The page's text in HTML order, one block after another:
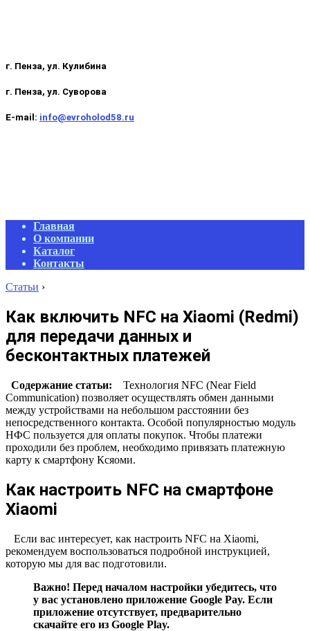
г. Пенза, ул. Кулибина
г. Пенза, ул. Суворова
E-mail: info@evroholod58.ru
Primary
Navigation
Menu
Главная
О компании
Каталог
Контакты
Статьи ›
Как включить NFC на Xiaomi (Redmi)
для передачи данных и
бесконтактных платежей
Содержание статьи: Технология NFC (Near Field
Communication) позволяет осуществлять обмен данными
между устройствами на небольшом расстоянии без
непосредственного контакта. Особой популярностью модуль
НФС пользуется для оплаты покупок. Чтобы платежи
проходили без проблем, необходимо привязать платежную
карту к смартфону Ксяоми.
Как настроить NFC на смартфоне
Xiaomi
Если вас интересует, как настроить NFC на Xiaomi,
рекомендуем воспользоваться подробной инструкцией,
которую мы для вас подготовили.
Важно! Перед началом настройки убедитесь, что
у вас установлено приложение Google Pay. Если
приложение отсутствует, предварительно
скачайте его из Google Play.